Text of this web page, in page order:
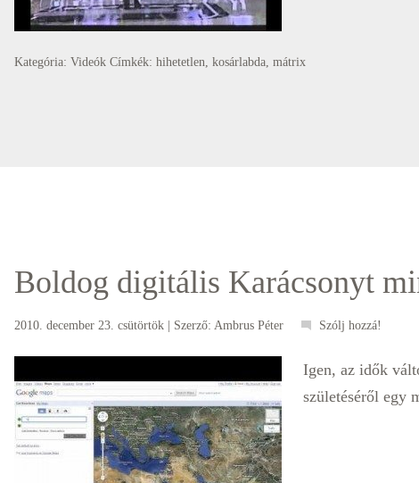
Kategória: Videók Címkék: hihetetlen kosárlabda, mátrix
Boldog digitális Karácsonyt
2010. december 23. csütörtök| Szerző: Ambrus Péter Szólj hozzá!
Igen, az idők
születéséről egy